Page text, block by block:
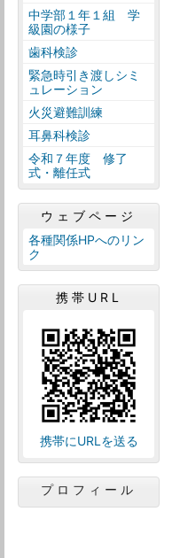
中学部１年１組 学
級園の様子
歯科検診
緊急時引き渡しシミ
ュレーション
火災避難訓練
耳鼻科検診
令和７年度 修了
式・離任式
ウェブページ
各種関係HPへのリン
ク
携帯URL
携帯にURLを送る
プロフィール